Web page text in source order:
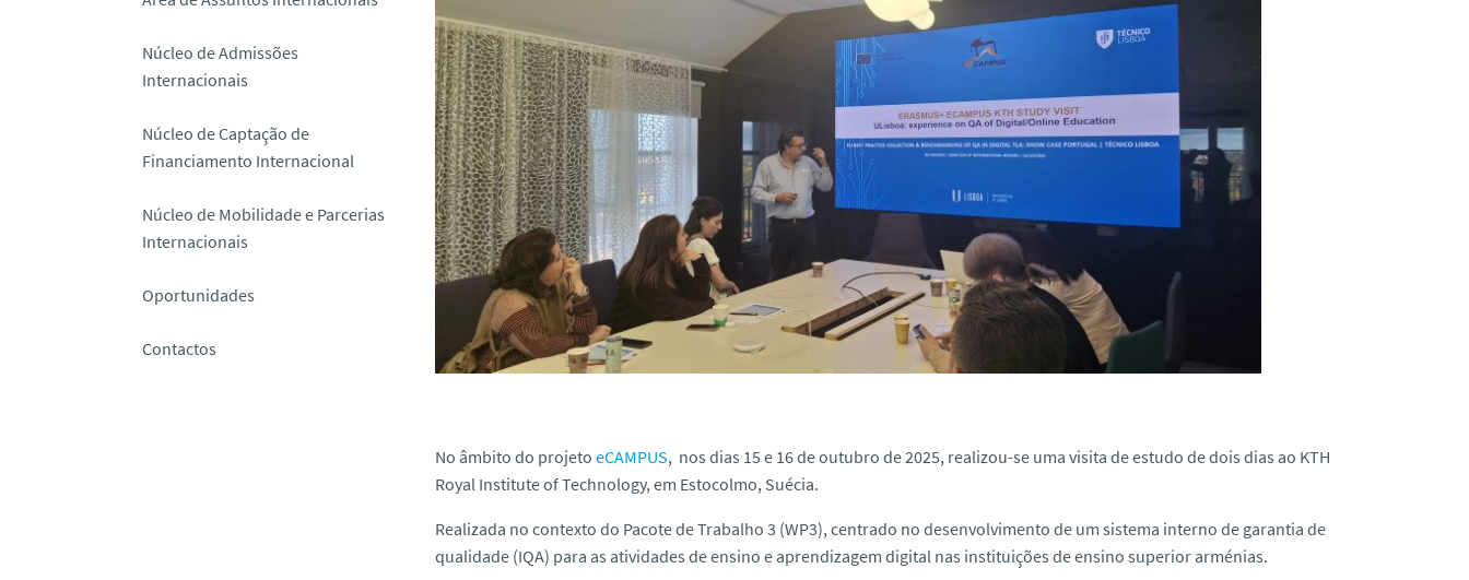
Núcleo de Admissões
Internacionais
Núcleo de Captação de
Financiamento Internacional
Núcleo de Mobilidade e Parcerias
Internacionais
Oportunidades
Contactos
No âmbito do projeto eCAMPUS, nos dias 15 e 16 de outubro de 2025, realizou-se uma visita de estudo de dois dias ao KTH
Royal Institute of Technology, em Estocolmo, Suécia.
Realizada no contexto do Pacote de Trabalho 3 (WP3), centrado no desenvolvimento de um sistema interno de garantia de
qualidade (IQA) para as atividades de ensino e aprendizagem digital nas instituições de ensino superior arménias.